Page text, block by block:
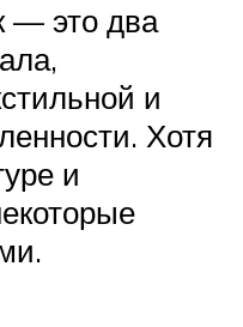
— это два
и
Хотя
и